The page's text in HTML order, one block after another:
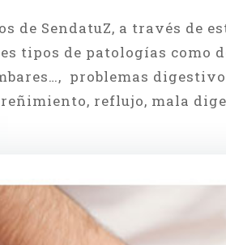
de SendatuZ, a través de
tipos de patologías como
problemas
reflujo, mala